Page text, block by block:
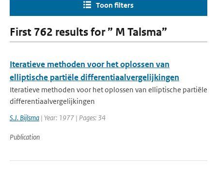
Toon filters
First 762 results for ” M Talsma”
Iteratieve methoden voor het oplossen van
elliptische partiële differentiaalvergelijkingen
Iteratieve methoden voor het oplossen van elliptische partiële
differentiaalvergelijkingen
S.J. Bijlsma | Year: 1977 | Pages: 34
Publication